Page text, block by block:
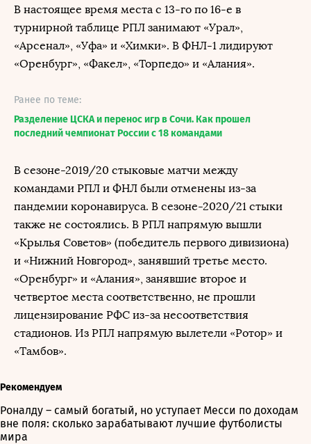
В настоящее время места с 13-го по 16-е в
турнирной таблице РПЛ занимают «Урал»,
«Арсенал», «Уфа» и «Химки». В ФНЛ-1 лидируют
«Оренбург», «Факел», «Торпедо» и «Алания».
Ранее по теме:
Разделение ЦСКА и перенос игр в Сочи. Как прошел
последний чемпионат России с 18 командами
В сезоне-2019/20 стыковые матчи между
командами РПЛ и ФНЛ были отменены из-за
пандемии коронавируса. В сезоне-2020/21 стыки
также не состоялись. В РПЛ напрямую вышли
«Крылья Советов» (победитель первого дивизиона)
и «Нижний Новгород», занявший третье место.
«Оренбург» и «Алания», занявшие второе и
четвертое места соответственно, не прошли
лицензирование РФС из-за несоответствия
стадионов. Из РПЛ напрямую вылетели «Ротор» и
«Тамбов».
Рекомендуем
Роналду – самый богатый, но уступает Месси по доходам
вне поля: сколько зарабатывают лучшие футболисты
мира